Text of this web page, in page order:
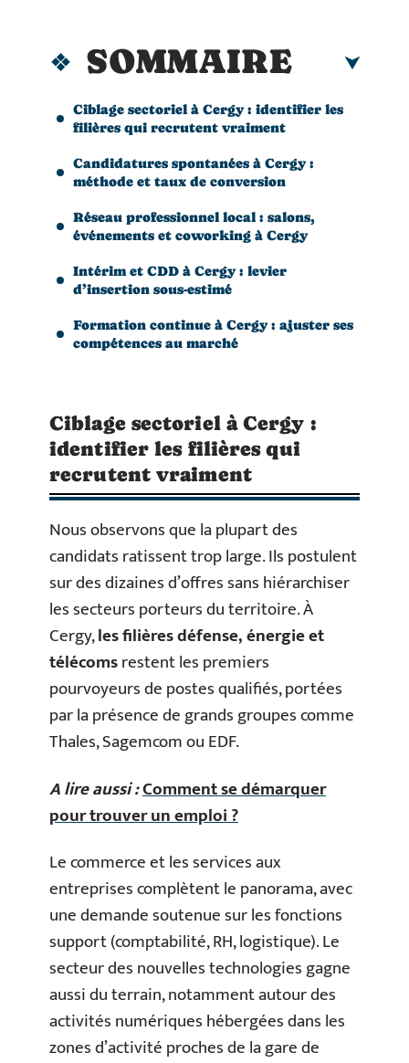
SOMMAIRE
Ciblage sectoriel à Cergy : identifier les
filières qui recrutent vraiment
Candidatures spontanées à Cergy :
méthode et taux de conversion
Réseau professionnel local : salons,
événements et coworking à Cergy
Intérim et CDD à Cergy : levier
d’insertion sous-estimé
Formation continue à Cergy : ajuster ses
compétences au marché
Ciblage sectoriel à Cergy :
identifier les filières qui
recrutent vraiment
Nous observons que la plupart des
candidats ratissent trop large. Ils postulent
sur des dizaines d’offres sans hiérarchiser
les secteurs porteurs du territoire. À
Cergy,les filières défense, énergie et
télécomsrestent les premiers
pourvoyeurs de postes qualifiés, portées
par la présence de grands groupes comme
Thales, Sagemcom ou EDF.
A lire aussi :Comment se démarquer
pour trouver un emploi ?
Le commerce et les services aux
entreprises complètent le panorama, avec
une demande soutenue sur les fonctions
support (comptabilité, RH, logistique). Le
secteur des nouvelles technologies gagne
aussi du terrain, notamment autour des
activités numériques hébergées dans les
zones d’activité proches de la gare de